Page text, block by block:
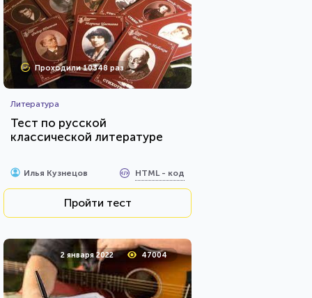
Проходили 10348 раз
Литература
Тест по русской
классической литературе
Илья Кузнецов HTML - код
Пройти тест
2 января 2022 47004